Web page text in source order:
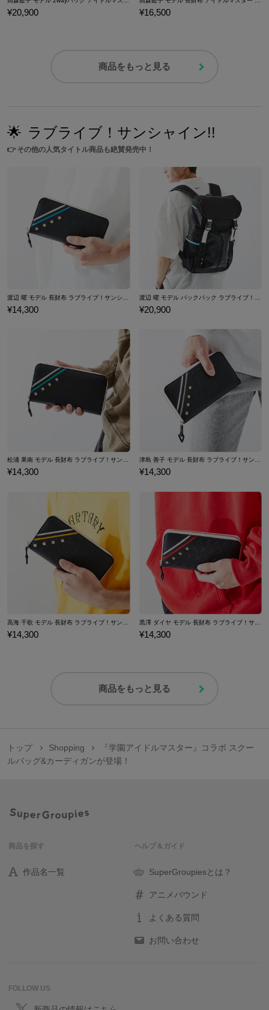
¥20,900 ¥16,500
商品をもっと見る
🌟 ラブライブ！サンシャイン!!
👉その他の人気タイトル商品も絶賛発売中！
¥14,300 ¥20,900
松浦 果南 モデル 長財布 ラブライブ！サンシャイン!! 「KU-RU-KU-RU Cruller!」
¥14,300
津島 善子 モデル 長財布 ラブライブ！サンシャイン!! 「KU-RU-KU-RU Cruller!」
¥14,300
¥14,300
黒澤 ダイヤ モデル 長財布 ラブライブ！サンシャイン!! 「KU-RU-KU-RU Cruller!」
¥14,300
商品をもっと見る
トップ Shopping
『学園アイドルマスター』コラボ スクー
ルバッグ&カーディガンが登場！
商品を探す
作品名一覧
ヘルプ＆ガイド
SuperGroupiesとは？
アニメバウンド
よくある質問
お問い合わせ
FOLLOW US